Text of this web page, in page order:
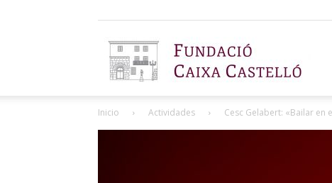
Caja
Inicio Actividades Cesc Gelabert: «Bailar en